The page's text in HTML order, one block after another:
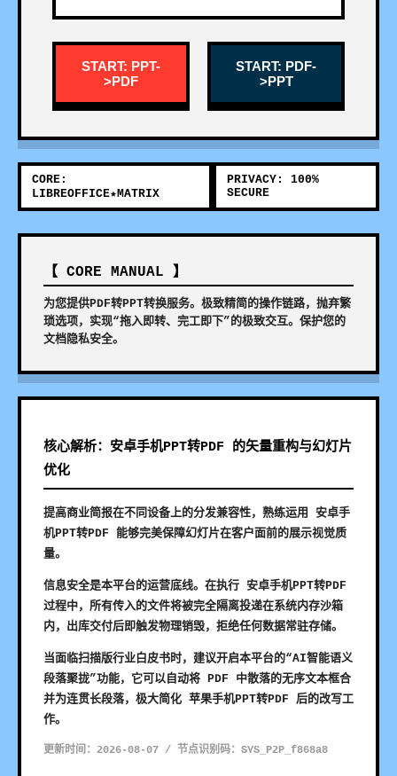
START: PPT-
>PDF
START: PDF-
>PPT
CORE:
LIBREOFFICE★MATRIX
PRIVACY: 100%
SECURE
【 CORE MANUAL 】
为您提供PDF转PPT转换服务。极致精简的操作链路，抛弃繁
琐选项，实现“拖入即转、完工即下”的极致交互。保护您的
文档隐私安全。
核心解析：安卓手机PPT转PDF 的矢量重构与幻灯片
优化
提高商业简报在不同设备上的分发兼容性，熟练运用 安卓手
机PPT转PDF 能够完美保障幻灯片在客户面前的展示视觉质
量。
信息安全是本平台的运营底线。在执行 安卓手机PPT转PDF
过程中，所有传入的文件将被完全隔离投递在系统内存沙箱
内，出库交付后即触发物理销毁，拒绝任何数据常驻存储。
当面临扫描版行业白皮书时，建议开启本平台的“AI智能语义
段落聚拢”功能，它可以自动将 PDF 中散落的无序文本框合
并为连贯长段落，极大简化 苹果手机PPT转PDF 后的改写工
作。
更新时间：2026-08-07 / 节点识别码：SYS_P2P_f868a8